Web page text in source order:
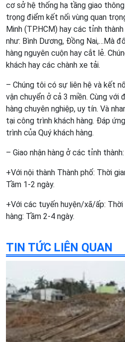
cơ sở hệ thống hạ tầng giao
trọng điểm kết nối vùng quan
Minh (TP.HCM) hay các tỉnh
như: Bình Dương, Đồng Nai,…Mà
hàng nguyên cuộn hay cắt lẻ.
khách hay các chành xe tải.
– Chúng tôi có sự liên hệ và kết
vận chuyển ở cả 3 miền. Cùng với
hàng chuyên nghiệp, uy tín. Và
tại công trình khách hàng. Đáp
trình của Quý khách hàng.
– Giao nhận hàng ở các tỉnh thành:
+Với nội thành Thành phố: Thời
Tầm 1-2 ngày.
+Với các tuyến huyện/xã/ấp: Thời
hàng: Tầm 2-4 ngày.
TIN TỨC LIÊN QUAN